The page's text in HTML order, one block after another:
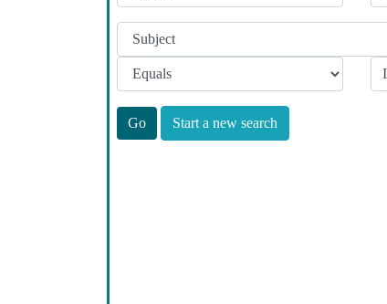
Start a new search